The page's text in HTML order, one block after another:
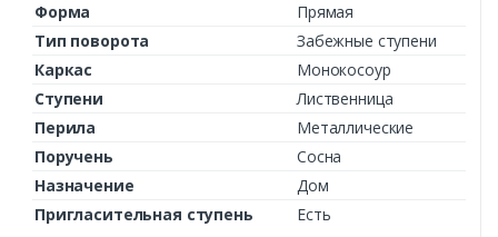
Форма
Прямая
Тип поворота
Забежные ступени
Каркас
Монокосоур
Ступени
Лиственница
Перила
Металлические
Поручень
Сосна
Назначение
Дом
Пригласительная ступень
Есть